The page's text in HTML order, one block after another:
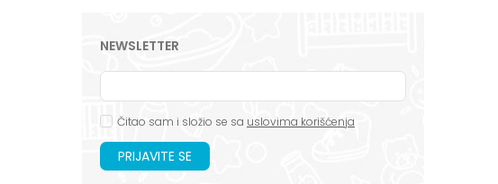
NEWSLETTER
Čitao sam i složio se sa uslovima korišćenja
PRIJAVITE SE